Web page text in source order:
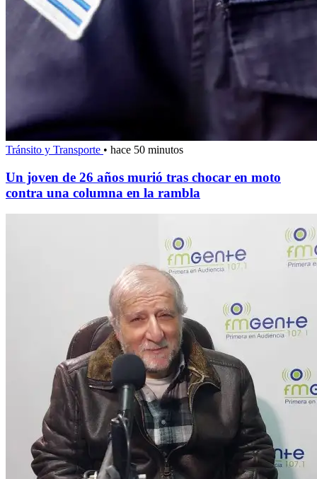
Tránsito y Transporte • hace 50 minutos
Un joven de 26 años murió tras chocar en moto
contra una columna en la rambla